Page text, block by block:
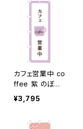
カフェ営業中 co
ffee 紫 のぼり
旗
¥3,795